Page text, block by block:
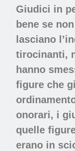
Giudici in
bene se
lasciano
tirocinanti,
hanno
figure che
onorari, i
quelle
erano in